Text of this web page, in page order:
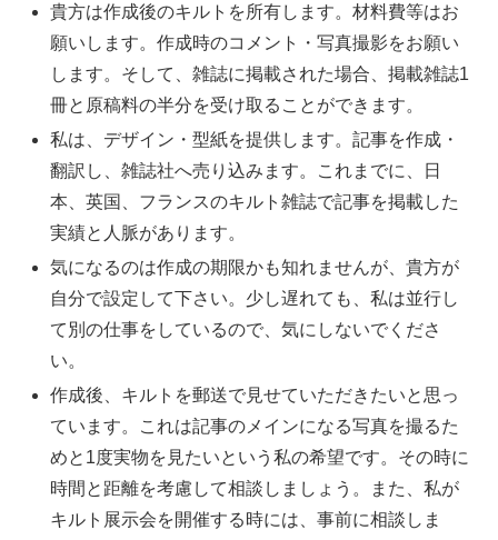
貴方は作成後のキルトを所有します。材料費等はお
願いします。作成時のコメント・写真撮影をお願い
します。そして、雑誌に掲載された場合、掲載雑誌1
冊と原稿料の半分を受け取ることができます。
私は、デザイン・型紙を提供します。記事を作成・
翻訳し、雑誌社へ売り込みます。これまでに、日
本、英国、フランスのキルト雑誌で記事を掲載した
実績と人脈があります。
気になるのは作成の期限かも知れませんが、貴方が
自分で設定して下さい。少し遅れても、私は並行し
て別の仕事をしているので、気にしないでくださ
い。
作成後、キルトを郵送で見せていただきたいと思っ
ています。これは記事のメインになる写真を撮るた
めと1度実物を見たいという私の希望です。その時に
時間と距離を考慮して相談しましょう。また、私が
キルト展示会を開催する時には、事前に相談しま